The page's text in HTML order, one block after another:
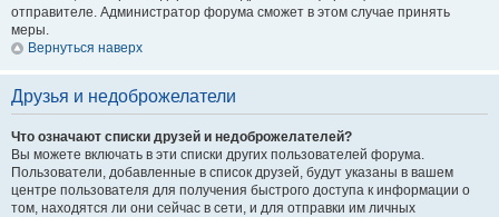
отправителе. Администратор форума сможет в этом случае принять
меры.
Вернуться наверх
Друзья и недоброжелатели
Что означают списки друзей и недоброжелателей?
Вы можете включать в эти списки других пользователей форума.
Пользователи, добавленные в список друзей, будут указаны в вашем
центре пользователя для получения быстрого доступа к информации о
том, находятся ли они сейчас в сети, и для отправки им личных